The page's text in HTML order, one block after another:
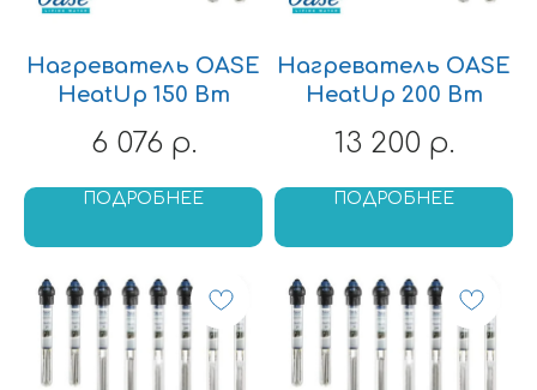
Нагреватель OASE
HeatUp 150 Вт
6 076 р.
ПОДРОБНЕЕ
Нагреватель OASE
HeatUp 200 Вт
13 200 р.
ПОДРОБНЕЕ